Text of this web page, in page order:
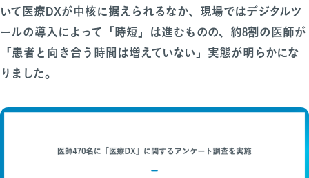
ナビリティ
種一覧
境
シーポリシー
ュリティに関する方針
リシー
ンスの皆様へ
いて医療DXが中核に据えられるなか、現場ではデジタルツ
ールの導入によって「時短」は進むものの、約8割の医師が
「患者と向き合う時間は増えていない」実態が明らかにな
りました。